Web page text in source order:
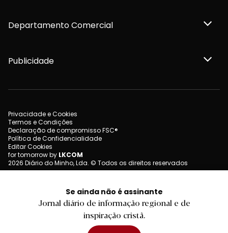
Se ainda não é assinante
Jornal diário de informação regional e de
inspiração cristã.
Departamento Comercial
Publicidade
Privacidade e Cookies
Termos e Condições
Declaração de compromisso FSC®
Política de Confidencialidade
Editar Cookies
for tomorrow by LKCOM
2026 Diário do Minho, Lda. © Todos os direitos reservados